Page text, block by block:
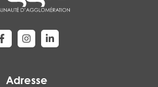
Lien vers le compte Facebook
Lien vers le compte Instagram
Lien vers le compte
Adresse